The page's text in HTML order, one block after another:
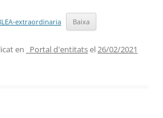
extraordinaria Baixa
en _Portal d'entitatsel26/02/2021